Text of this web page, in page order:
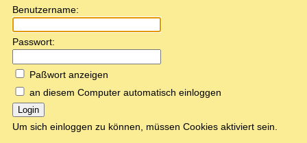
Benutzername:
Passwort:
Paßwort anzeigen
an diesem Computer automatisch einloggen
Login
Um sich einloggen zu können, müssen Cookies aktiviert sein.